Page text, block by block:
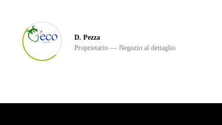
D. Pezza
Proprietario
Negozio al dettaglio